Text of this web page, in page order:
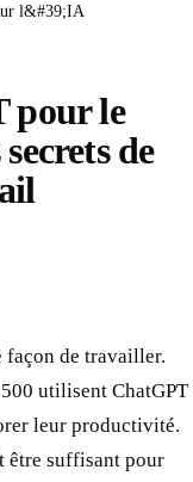
l&#39;IA
pour le
de
de travailler.
utilisent ChatGPT
leur productivité.
être suffisant pour